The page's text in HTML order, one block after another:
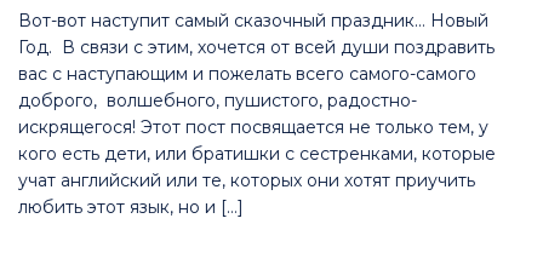
Вот-вот наступит самый сказочный праздник… Новый
Год. В связи с этим, хочется от всей души поздравить
вас с наступающим и пожелать всего самого-самого
доброго, волшебного, пушистого, радостно-
искрящегося! Этот пост посвящается не только тем, у
кого есть дети, или братишки с сестренками, которые
учат английский или те, которых они хотят приучить
любить этот язык, но и […]